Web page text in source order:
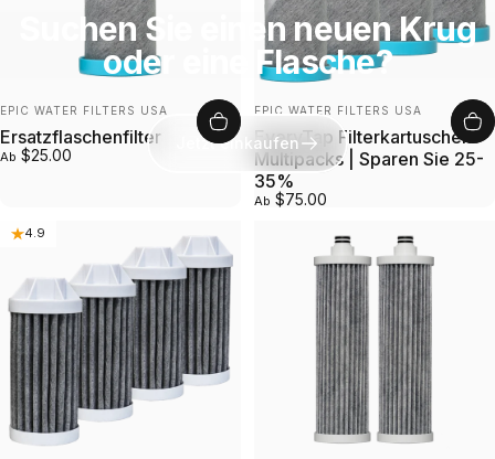
Suchen Sie einen neuen Krug
oder eine Flasche?
Jetzt einkaufen
Anbieter:
EPIC WATER FILTERS USA
Ersatzflaschenfilter
Ab $25.00
Anbieter:
EPIC WATER FILTERS USA
EveryTap Filterkartuschen-
Multipacks | Sparen Sie 25-
35%
Ab $75.00
4.9